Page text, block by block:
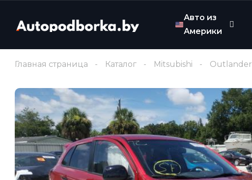
Авто из
Америки
Главная страница Каталог Mitsubishi Outlander